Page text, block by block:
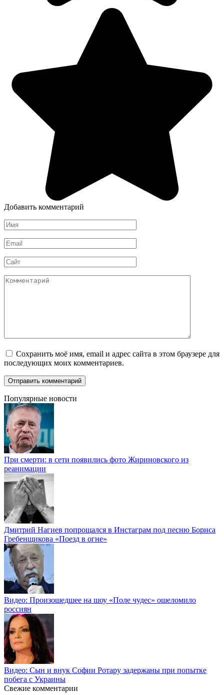
Добавить комментарий
Имя
*
Email
*
Сайт
Комментарий
Сохранить моё имя, email и адрес сайта в этом браузере для
последующих моих комментариев.
Популярные новости
При смерти: в сети появились фото Жириновского из
реанимации
Дмитрий Нагиев попрощался в Инстаграм под песню Бориса
Гребенщикова «Поезд в огне»
Видео: Произошедшее на шоу «Поле чудес» ошеломило
россиян
Видео: Сын и внук Софии Ротару задержаны при попытке
побега с Украины
Свежие комментарии